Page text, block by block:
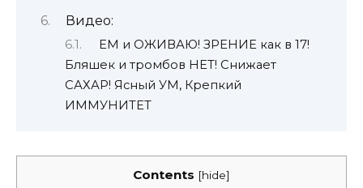
Видео:
ЕМ и ОЖИВАЮ! ЗРЕНИЕ как в 17!
Бляшек и тромбов НЕТ! Снижает
САХАР! Ясный УМ, Крепкий
ИММУНИТЕТ
Contents [hide]